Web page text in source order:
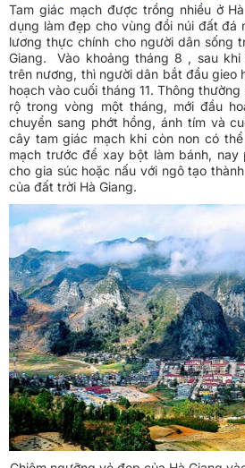
Tam giác mạch được trồng nhiều ở
dụng làm đẹp cho vùng đồi núi đất đá
lương thực chính cho người dân sống
Giang. Vào khoảng tháng 8 , sau khi
trên nương, thì người dân bắt đầu gieo
hoạch vào cuối tháng 11. Thông
rộ trong vòng một tháng, mới đầu
chuyển sang phớt hồng, ánh tím và
cây tam giác mạch khi còn non có
mạch trước để xay bột làm bánh, nay
cho gia súc hoặc nấu với ngô tạo
của đất trời Hà Giang.